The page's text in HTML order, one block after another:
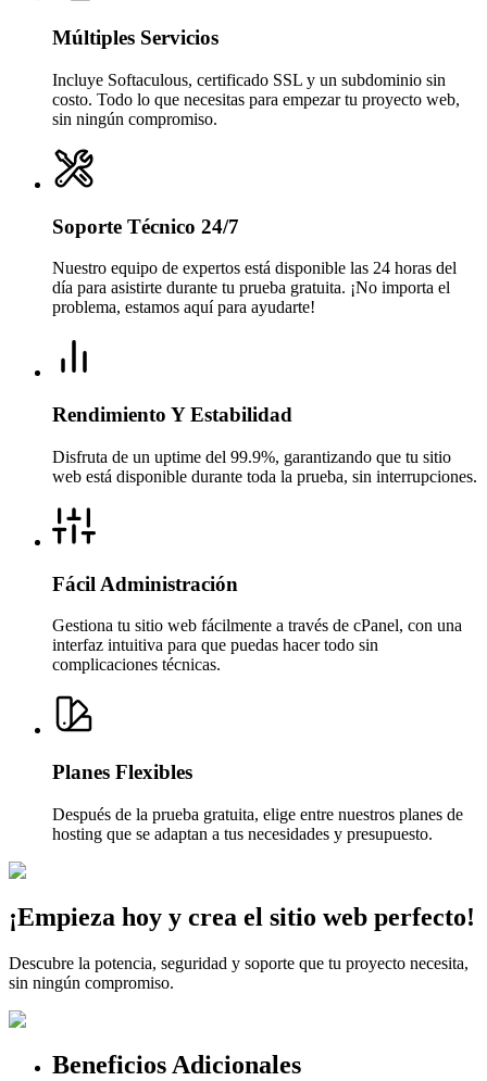
Múltiples Servicios
Incluye Softaculous, certificado SSL y un subdominio sin
costo. Todo lo que necesitas para empezar tu proyecto web,
sin ningún compromiso.
Soporte Técnico 24/7
Nuestro equipo de expertos está disponible las 24 horas del
día para asistirte durante tu prueba gratuita. ¡No importa el
problema, estamos aquí para ayudarte!
Rendimiento Y Estabilidad
Disfruta de un uptime del 99.9%, garantizando que tu sitio
web está disponible durante toda la prueba, sin interrupciones.
Fácil Administración
Gestiona tu sitio web fácilmente a través de cPanel, con una
interfaz intuitiva para que puedas hacer todo sin
complicaciones técnicas.
Planes Flexibles
Después de la prueba gratuita, elige entre nuestros planes de
hosting que se adaptan a tus necesidades y presupuesto.
¡Empieza hoy y crea el sitio web perfecto!
Descubre la potencia, seguridad y soporte que tu proyecto necesita,
sin ningún compromiso.
Beneficios Adicionales